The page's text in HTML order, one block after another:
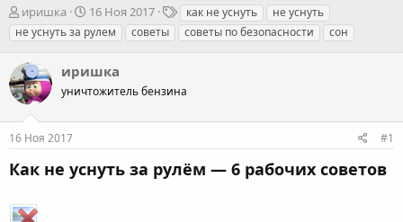
А
в
т
о
р
т
е
м
ы
иришка
Д
а
т
н
а
а
16 Ноя 2017
Т
е
г
как не уснуть
не уснуть
не уснуть за рулем
советы советы по безопасности сон
иришка
уничтожитель бензина
16 Ноя 2017 #1
Как не уснуть за рулём — 6 рабочих советов